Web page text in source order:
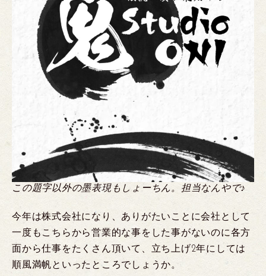
この題字以外の墨表現もしょーちん。担当なんやで♪
今年は株式会社になり、ありがたいことに会社として
一度もこちらから営業的な事をした事がないのに各方
面から仕事をたくさん頂いて、立ち上げ2年にしては
順風満帆といったところでしょうか。